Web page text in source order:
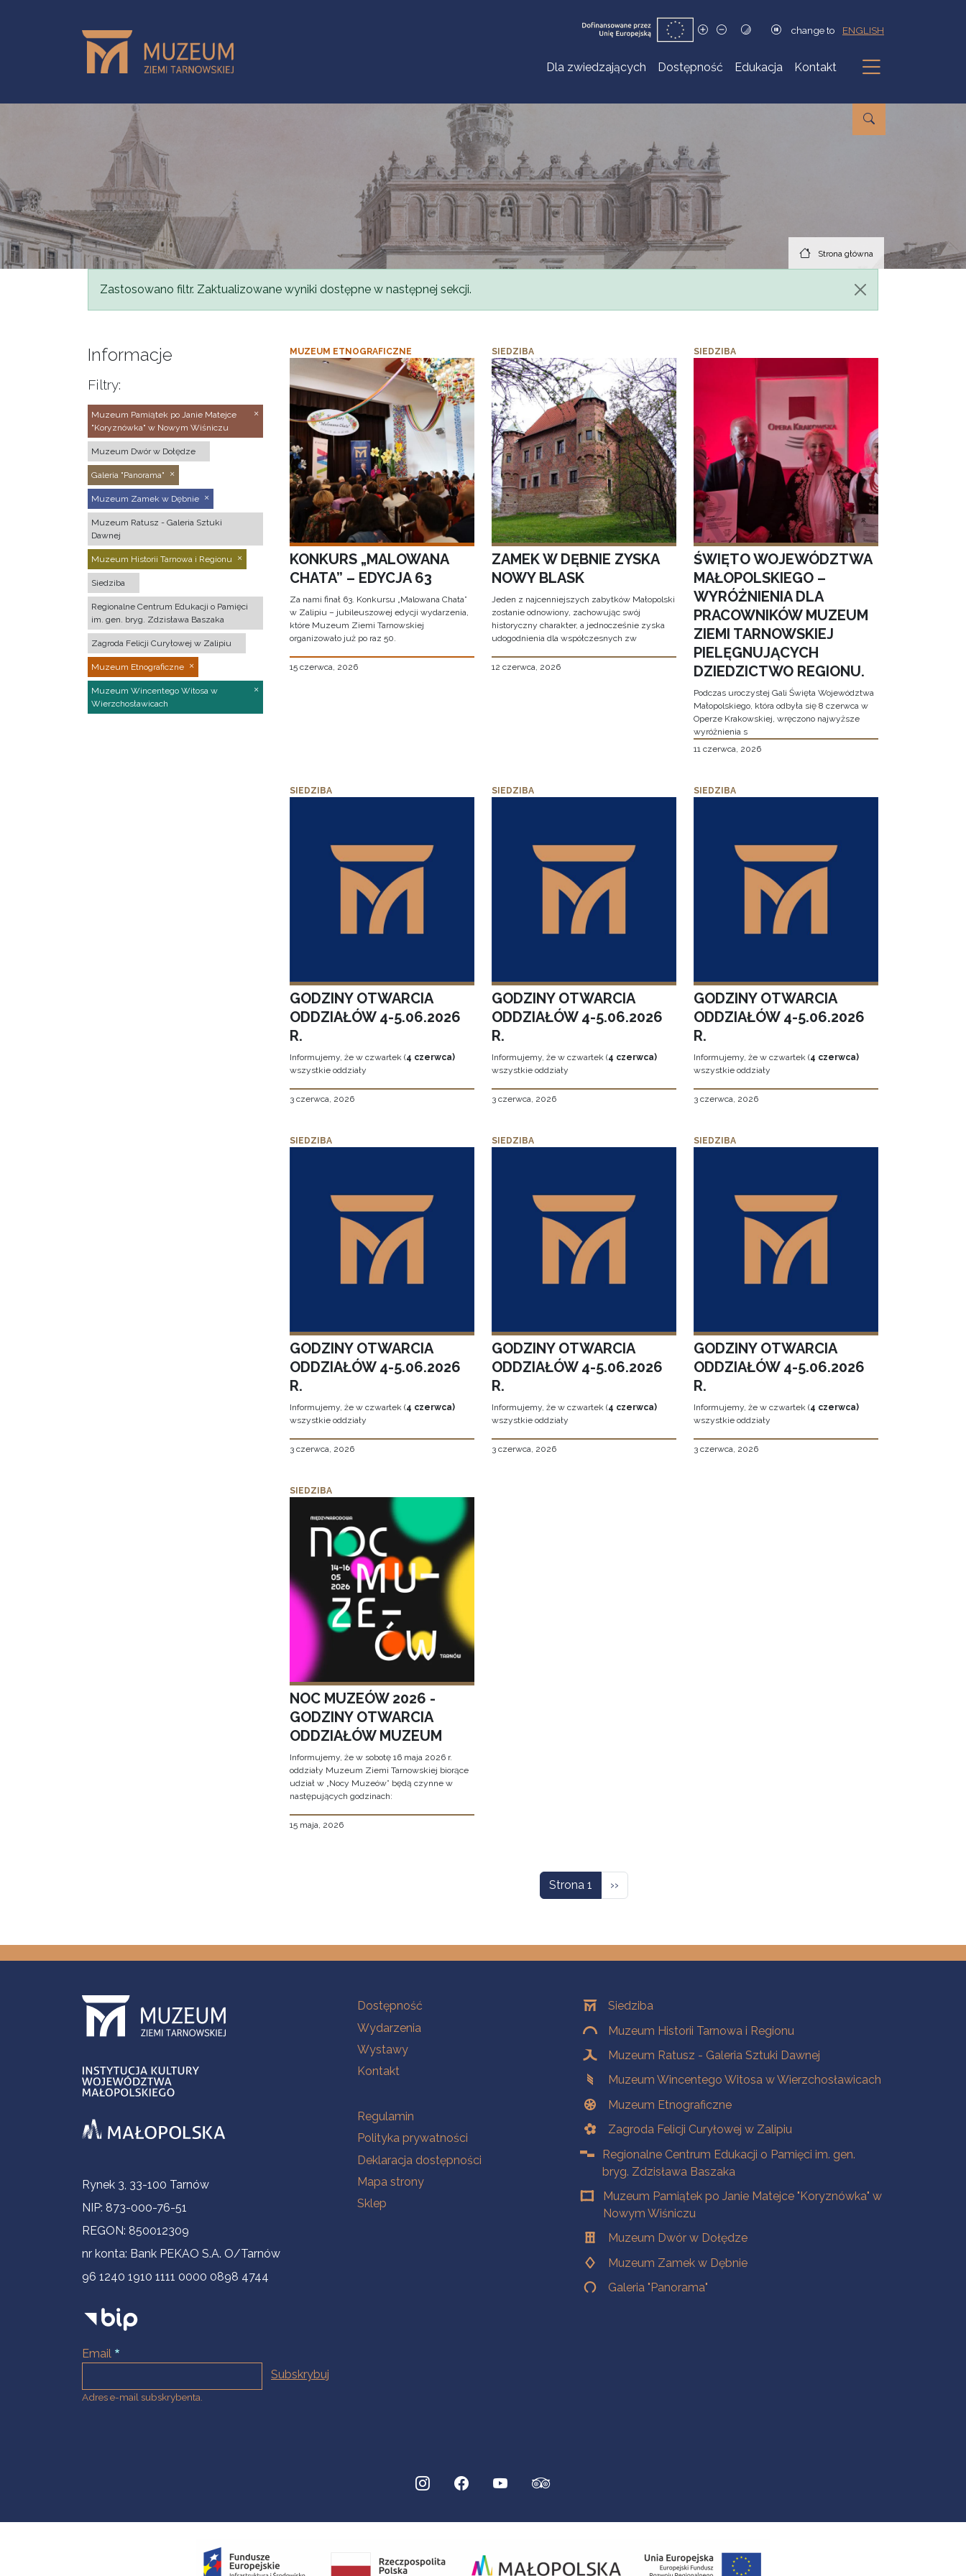
change to ENGLISH
Dla zwiedzających Dostępność Edukacja Kontakt
Podmenu
Strona główna
Komunikat
Zastosowano filtr. Zaktualizowane wyniki dostępne w następnej sekcji.
Informacje
Filtry:
Muzeum Pamiątek po Janie Matejce
"Koryznówka" w Nowym Wiśniczu
Muzeum Dwór w Dołędze
Galeria "Panorama"
Muzeum Zamek w Dębnie
Muzeum Ratusz - Galeria Sztuki
Dawnej
Muzeum Historii Tarnowa i Regionu
Siedziba
Regionalne Centrum Edukacji o Pamięci
im. gen. bryg. Zdzisława Baszaka
Zagroda Felicji Curyłowej w Zalipiu
Muzeum Etnograficzne
Muzeum Wincentego Witosa w
Wierzchosławicach
MUZEUM ETNOGRAFICZNE
KONKURS „MALOWANA
CHATA” – EDYCJA 63
Za nami finał 63. Konkursu „Malowana Chata”
w Zalipiu – jubileuszowej edycji wydarzenia,
które Muzeum Ziemi Tarnowskiej
organizowało już po raz 50.
15 czerwca, 2026
SIEDZIBA
ZAMEK W DĘBNIE ZYSKA
NOWY BLASK
Jeden z najcenniejszych zabytków Małopolski
zostanie odnowiony, zachowując swój
historyczny charakter, a jednocześnie zyska
udogodnienia dla współczesnych zw
12 czerwca, 2026
SIEDZIBA
ŚWIĘTO WOJEWÓDZTWA
MAŁOPOLSKIEGO –
WYRÓŻNIENIA DLA
PRACOWNIKÓW MUZEUM
ZIEMI TARNOWSKIEJ
PIELĘGNUJĄCYCH
DZIEDZICTWO REGIONU.
Podczas uroczystej Gali Święta Województwa
Małopolskiego, która odbyła się 8 czerwca w
Operze Krakowskiej, wręczono najwyższe
wyróżnienia s
11 czerwca, 2026
SIEDZIBA
GODZINY OTWARCIA
ODDZIAŁÓW 4-5.06.2026
R.
Informujemy, że w czwartek (4 czerwca)
wszystkie oddziały
3 czerwca, 2026
SIEDZIBA
GODZINY OTWARCIA
ODDZIAŁÓW 4-5.06.2026
R.
Informujemy, że w czwartek (4 czerwca)
wszystkie oddziały
3 czerwca, 2026
SIEDZIBA
GODZINY OTWARCIA
ODDZIAŁÓW 4-5.06.2026
R.
Informujemy, że w czwartek (4 czerwca)
wszystkie oddziały
3 czerwca, 2026
SIEDZIBA
GODZINY OTWARCIA
ODDZIAŁÓW 4-5.06.2026
R.
Informujemy, że w czwartek (4 czerwca)
wszystkie oddziały
3 czerwca, 2026
SIEDZIBA
GODZINY OTWARCIA
ODDZIAŁÓW 4-5.06.2026
R.
Informujemy, że w czwartek (4 czerwca)
wszystkie oddziały
3 czerwca, 2026
SIEDZIBA
GODZINY OTWARCIA
ODDZIAŁÓW 4-5.06.2026
R.
Informujemy, że w czwartek (4 czerwca)
wszystkie oddziały
3 czerwca, 2026
SIEDZIBA
NOC MUZEÓW 2026 -
GODZINY OTWARCIA
ODDZIAŁÓW MUZEUM
Informujemy, że w sobotę 16 maja 2026 r.
oddziały Muzeum Ziemi Tarnowskiej biorące
udział w „Nocy Muzeów” będą czynne w
następujących godzinach:
15 maja, 2026
Strona 1 Następna strona
››
Informacje kontaktowe
Rynek 3, 33-100 Tarnów
NIP: 873-000-76-51
REGON: 850012309
nr konta: Bank PEKAO S.A. O/Tarnów
96 1240 1910 1111 0000 0898 4744
Email
Adres e-mail subskrybenta.
Na skróty
Dostępność
Wydarzenia
Wystawy
Kontakt
Na skróty
Regulamin
Polityka prywatności
Deklaracja dostępności
Mapa strony
Sklep
OddziałySiedziba
Muzeum Historii Tarnowa i Regionu
Muzeum Ratusz - Galeria Sztuki Dawnej
Muzeum Wincentego Witosa w Wierzchosławicach
Muzeum Etnograficzne
Zagroda Felicji Curyłowej w Zalipiu
Regionalne Centrum Edukacji o Pamięci im. gen.
bryg. Zdzisława Baszaka
Muzeum Pamiątek po Janie Matejce "Koryznówka" w
Nowym Wiśniczu
Muzeum Dwór w Dołędze
Muzeum Zamek w Dębnie
Galeria "Panorama"